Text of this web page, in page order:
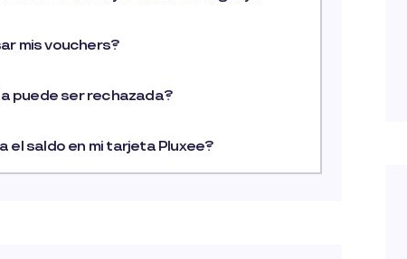
mis vouchers?
puede ser rechazada?
el saldo en mi tarjeta Pluxee?